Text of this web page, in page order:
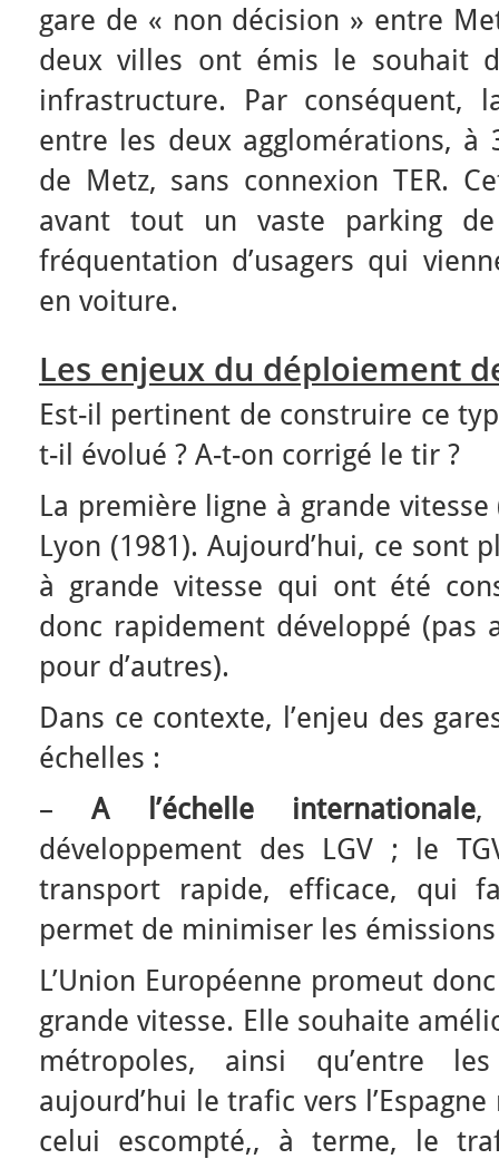
gare de « non décision » entre
deux villes ont émis le souhait
infrastructure. Par conséquent,
entre les deux agglomérations, à
de Metz, sans connexion TER.
avant tout un vaste parking
fréquentation d’usagers qui
en voiture.
Les enjeux du déploiement
Est-il pertinent de construire ce
t-il évolué ? A-t-on corrigé le tir ?
La première ligne à grande
Lyon (1981). Aujourd’hui, ce sont
à grande vitesse qui ont été
donc rapidement développé (pas
pour d’autres).
Dans ce contexte, l’enjeu des
échelles :
–A l’échelle internationale,
développement des LGV ; le
transport rapide, efficace, qui
permet de minimiser les
L’Union Européenne promeut
grande vitesse. Elle souhaite
métropoles, ainsi qu’entre
aujourd’hui le trafic vers
celui escompté,, à terme, le